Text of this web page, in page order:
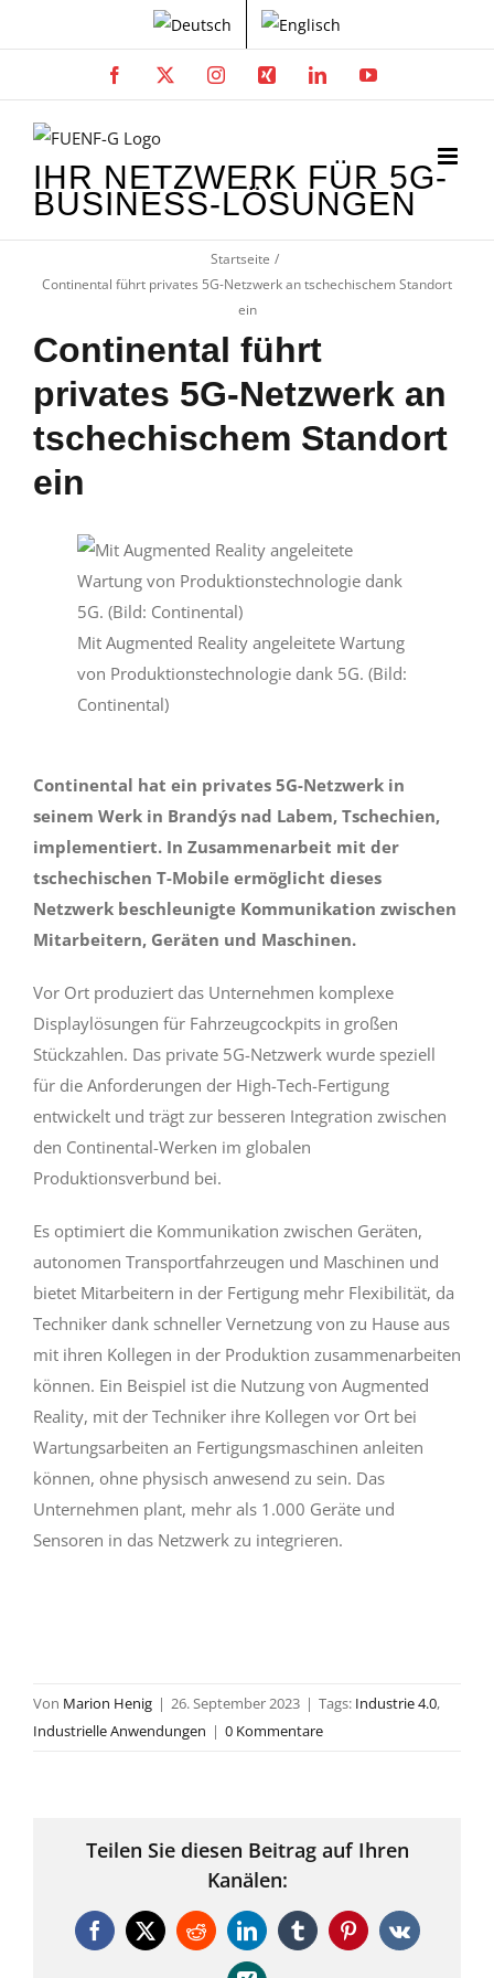
Inhalt
Facebook InstagramXing LinkedInYouTube
IHR NETZWERK FÜR 5G-
BUSINESS-LÖSUNGEN
Startseite
Continental führt privates 5G-Netzwerk an tschechischem Standort
ein
Continental führt
privates 5G-Netzwerk an
tschechischem Standort
ein
Mit Augmented Reality angeleitete Wartung
von Produktionstechnologie dank 5G. (Bild:
Continental)
Continental hat ein privates 5G-Netzwerk in
seinem Werk in Brandýs nad Labem, Tschechien,
implementiert. In Zusammenarbeit mit der
tschechischen T-Mobile ermöglicht dieses
Netzwerk beschleunigte Kommunikation zwischen
Mitarbeitern, Geräten und Maschinen.
Vor Ort produziert das Unternehmen komplexe
Displaylösungen für Fahrzeugcockpits in großen
Stückzahlen. Das private 5G-Netzwerk wurde speziell
für die Anforderungen der High-Tech-Fertigung
entwickelt und trägt zur besseren Integration zwischen
den Continental-Werken im globalen
Produktionsverbund bei.
Es optimiert die Kommunikation zwischen Geräten,
autonomen Transportfahrzeugen und Maschinen und
bietet Mitarbeitern in der Fertigung mehr Flexibilität, da
Techniker dank schneller Vernetzung von zu Hause aus
mit ihren Kollegen in der Produktion zusammenarbeiten
können. Ein Beispiel ist die Nutzung von Augmented
Reality, mit der Techniker ihre Kollegen vor Ort bei
Wartungsarbeiten an Fertigungsmaschinen anleiten
können, ohne physisch anwesend zu sein. Das
Unternehmen plant, mehr als 1.000 Geräte und
Sensoren in das Netzwerk zu integrieren.
Von Marion Henig | 26. September 2023 | Tags: Industrie 4.0,
Industrielle Anwendungen | 0 Kommentare
Teilen Sie diesen Beitrag auf Ihren
Kanälen:
Facebook
X RedditLinkedInTumblrPinterest
Vk